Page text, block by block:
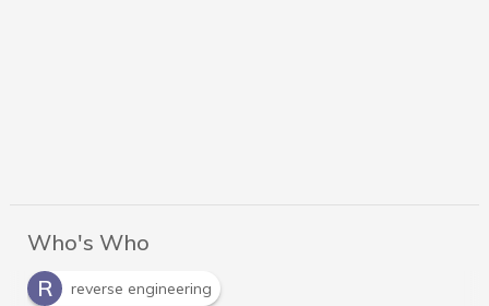
Who's Who
R
reverse engineering